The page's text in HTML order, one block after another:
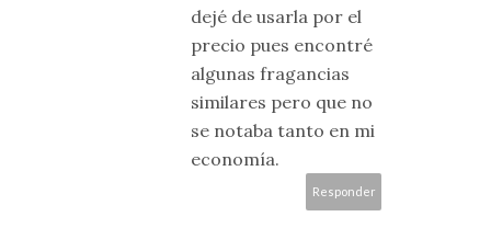
dejé de usarla por el
precio pues encontré
algunas fragancias
similares pero que no
se notaba tanto en mi
economía.
Responder